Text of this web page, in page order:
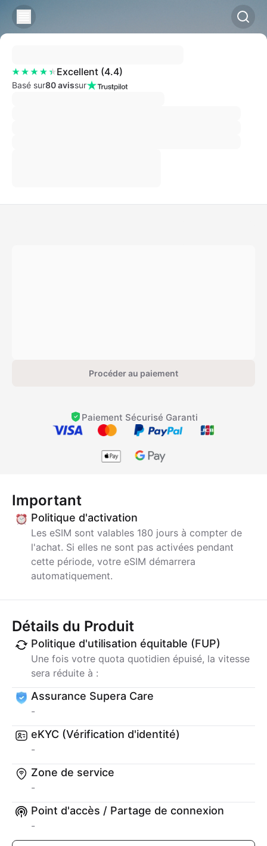
Excellent (4.4)
Basé sur80 avissur
Procéder au paiement
Paiement Sécurisé Garanti
Important
Politique d'activation
Les eSIM sont valables 180 jours à compter de
l'achat. Si elles ne sont pas activées pendant
cette période, votre eSIM démarrera
automatiquement.
Détails du Produit
Politique d'utilisation équitable (FUP)
Une fois votre quota quotidien épuisé, la vitesse
sera réduite à :
Assurance Supera Care
-
eKYC (Vérification d'identité)
-
Zone de service
-
Point d'accès / Partage de connexion
-